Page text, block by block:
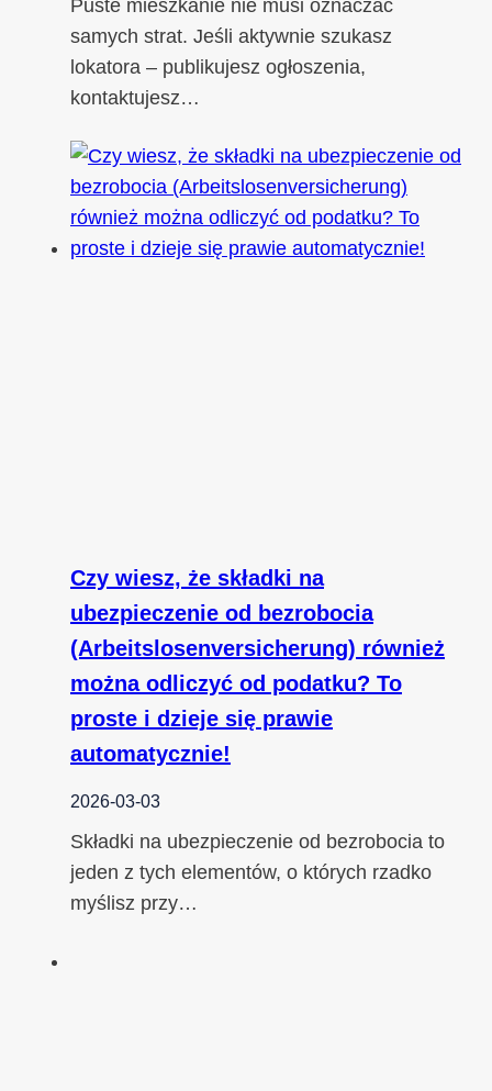
Puste mieszkanie nie musi oznaczać
samych strat. Jeśli aktywnie szukasz
lokatora – publikujesz ogłoszenia,
kontaktujesz…
Czy wiesz, że składki na
ubezpieczenie od bezrobocia
(Arbeitslosenversicherung) również
można odliczyć od podatku? To
proste i dzieje się prawie
automatycznie!
2026-03-03
Składki na ubezpieczenie od bezrobocia to
jeden z tych elementów, o których rzadko
myślisz przy…